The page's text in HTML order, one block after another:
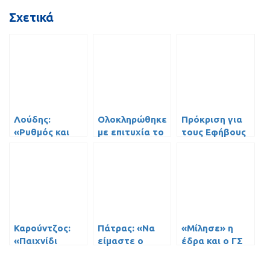
Σχετικά
Λούδης:
«Ρυθμός και
Ολοκληρώθηκε
με επιτυχία το
Πρόκριση για
τους Εφήβους
Καρούντζος:
«Παιχνίδι
Πάτρας: «Να
είμαστε ο
«Μίλησε» η
έδρα και ο ΓΣ